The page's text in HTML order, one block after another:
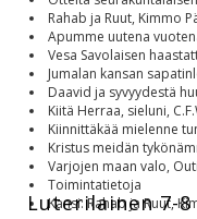
Rahab ja Ruut, Kimmo
Apumme uutena
Vesa Savolaisen
Jumalan kansan
Daavid ja syvyydestä
Kiitä Herraa, sieluni,
Kiinnittäkää mielenne
Kristus meidän
Varjojen maan valo,
Toimintatietoja
Kansi: Rahab ja Ruut,
Luterilainen 7-8